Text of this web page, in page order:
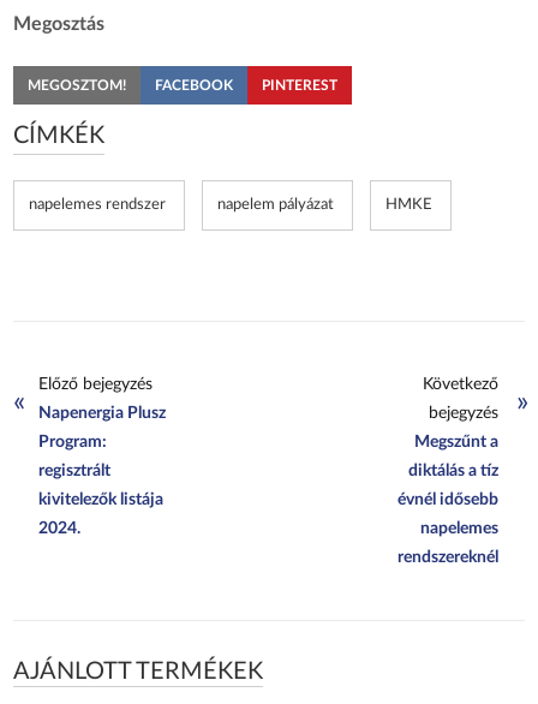
Megosztás
MEGOSZTOM! FACEBOOK PINTEREST
CÍMKÉK
napelemes rendszer napelem pályázat HMKE
«
Előző bejegyzés
Napenergia Plusz
Program:
regisztrált
kivitelezők listája
2024.
»
Következő
bejegyzés
Megszűnt a
diktálás a tíz
évnél idősebb
napelemes
rendszereknél
AJÁNLOTT TERMÉKEK